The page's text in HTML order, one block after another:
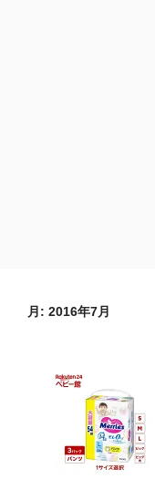
月: 2016年7月